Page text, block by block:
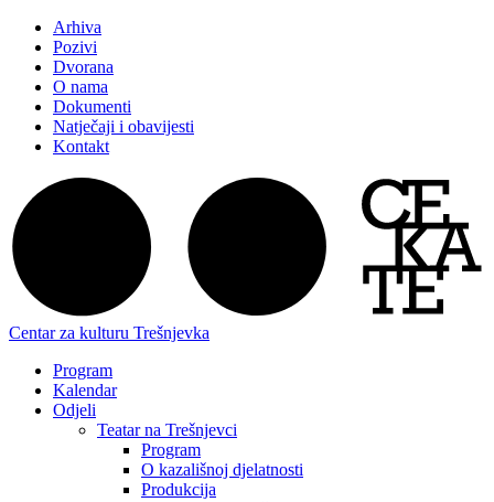
Arhiva
Pozivi
Dvorana
O nama
Dokumenti
Natječaji i obavijesti
Kontakt
Centar za kulturu Trešnjevka
Program
Kalendar
Odjeli
Teatar na Trešnjevci
Program
O kazališnoj djelatnosti
Produkcija